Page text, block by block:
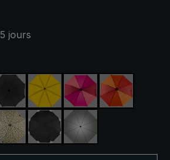
jours
noir jaune rose fuchsia /
orange /
à carreaux
camouflagenoir, avec bandes
argent, protection